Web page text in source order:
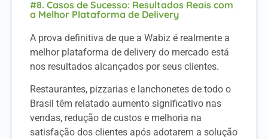
#8. Casos de Sucesso: Resultados Reais com
a Melhor Plataforma de Delivery
A prova definitiva de que a Wabiz é realmente a
melhor plataforma de delivery do mercado está
nos resultados alcançados por seus clientes.
Restaurantes, pizzarias e lanchonetes de todo o
Brasil têm relatado aumento significativo nas
vendas, redução de custos e melhoria na
satisfação dos clientes após adotarem a solução